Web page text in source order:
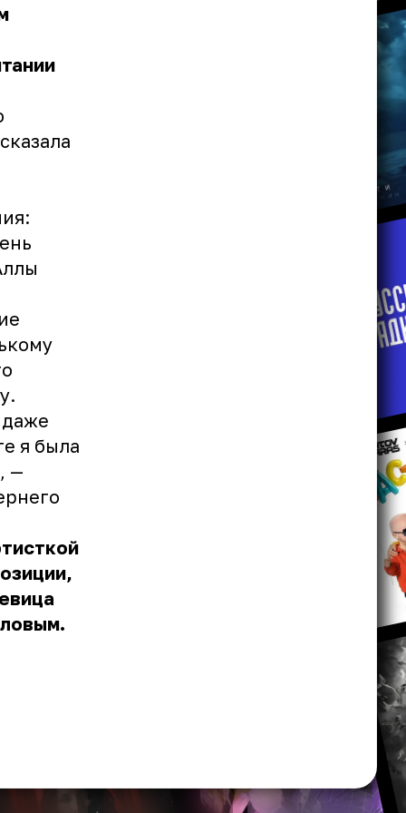
я была
—